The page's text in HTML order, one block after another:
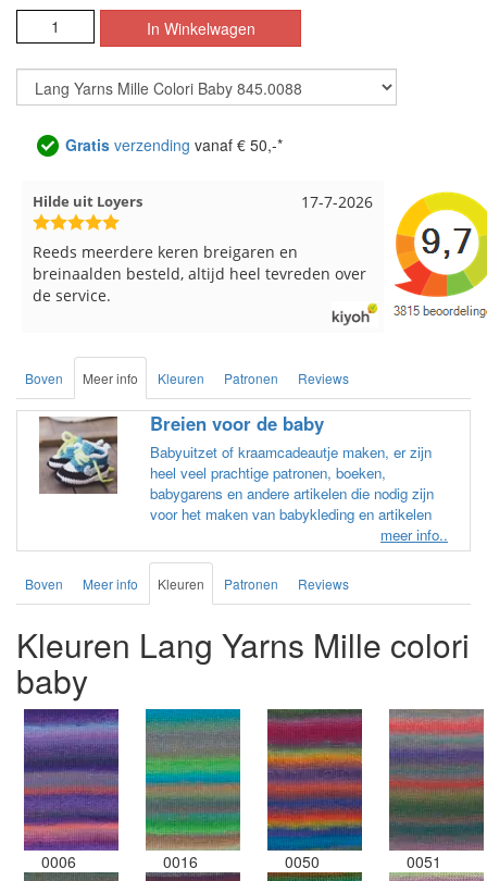
Gratis verzending vanaf € 50,-*
12-7-2026
Loes uit EMMELOORD
Snelle levering en keurig verpakt. Top.
Nell uit
Goed
Boven Meer info Kleuren Patronen Reviews
Breien voor de baby
Babyuitzet of kraamcadeautje maken, er zijn
heel veel prachtige patronen, boeken,
babygarens en andere artikelen die nodig zijn
voor het maken van babykleding en artikelen
meer info..
Boven Meer info Kleuren Patronen Reviews
Kleuren Lang Yarns Mille colori
baby
0006 0016 0050 0051